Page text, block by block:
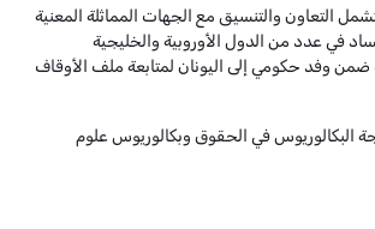
التعاون والتنسيق مع الجهات المماثلة المعنية
في عدد من الدول الأوروبية والخليجية
ضمن وفد حكومي إلى اليونان لمتابعة ملف الأوقاف
البكالوريوس في الحقوق وبكالوريوس علوم